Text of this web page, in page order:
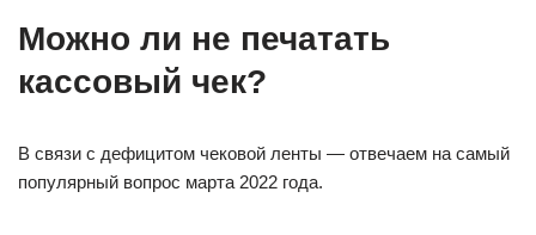
Можно ли не печатать
кассовый чек?
В связи с дефицитом чековой ленты — отвечаем на самый
популярный вопрос марта 2022 года.